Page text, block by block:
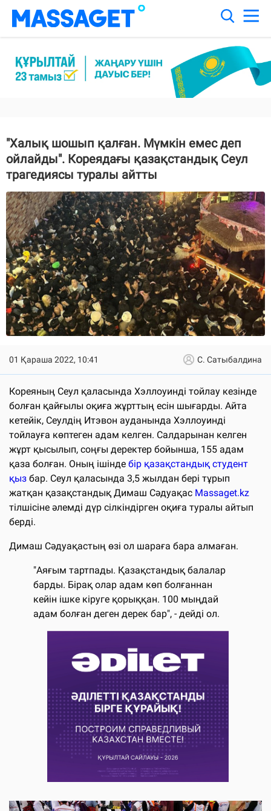
"Халық шошып қалған. Мүмкін емес деп
ойлайды". Кореядағы қазақстандық Сеул
трагедиясы туралы айтты
01 Қараша 2022, 10:41 С. Сатыбалдина
Кореяның Сеул қаласында Хэллоуинді тойлау кезінде
болған қайғылы оқиға жұрттың есін шығарды. Айта
кетейік, Сеулдің Итэвон ауданында Хэллоуинді
тойлауға көптеген адам келген. Салдарынан келген
жұрт қысылып, соңғы деректер бойынша, 155 адам
қаза болған. Оның ішінде бір қазақстандық студент
қыз бар. Сеул қаласында 3,5 жылдан бері тұрып
жатқан қазақстандық Димаш Сәдуақас Massaget.kz
тілшісіне әлемді дүр сілкіндірген оқиға туралы айтып
берді.
Димаш Сәдуақастың өзі ол шараға бара алмаған.
"Аяғым тартпады. Қазақстандық балалар
барды. Бірақ олар адам көп болғаннан
кейін ішке кіруге қорыққан. 100 мыңдай
адам болған деген дерек бар", - дейді ол.